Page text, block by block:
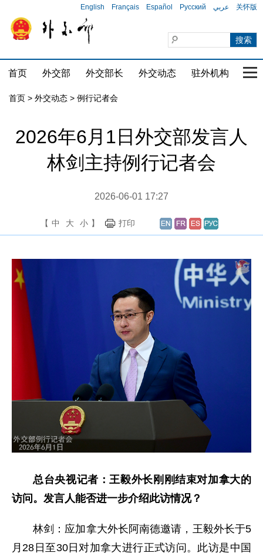
English Français Español Русский عربي 关怀版
首页 外交部 外交部长 外交动态 驻外机构 国
首页 > 外交动态 > 例行记者会
2026年6月1日外交部发言人
林剑主持例行记者会
2026-06-01 17:27
【 中 大 小 】 打印
总台央视记者：王毅外长刚刚结束对加拿大的
访问。发言人能否进一步介绍此访情况？
林剑：应加拿大外长阿南德邀请，王毅外长于5
月28日至30日对加拿大进行正式访问。此访是中国